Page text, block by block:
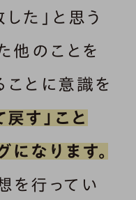
た」と思う
他のことを
ことに意識を
戻す」こと
になります。
を行ってい